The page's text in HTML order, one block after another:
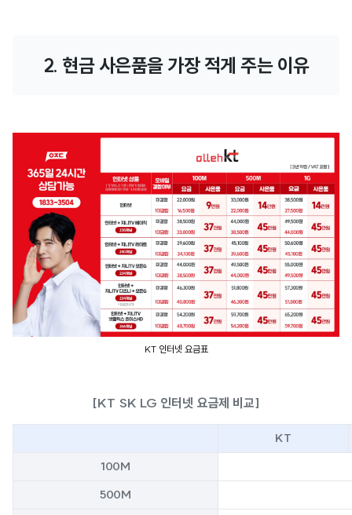
2. 현금 사은품을 가장 적게 주는 이유
KT 인터넷 요금표
[KT SK LG 인터넷 요금제 비교]
KT
100M
500M